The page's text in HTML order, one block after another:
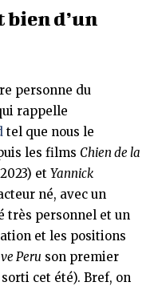
d’un
personne du
rappelle
tel que nous le
les films Chien de la
et Yannick
né, avec un
très personnel et un
et les positions
Peru son premier
cet été). Bref, on